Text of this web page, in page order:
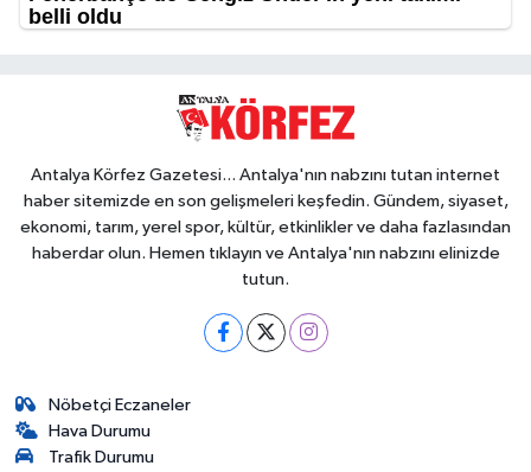
Antalya Körfez Gazetesi... Antalya'nın nabzını tutan internet
haber sitemizde en son gelişmeleri keşfedin. Gündem, siyaset,
ekonomi, tarım, yerel spor, kültür, etkinlikler ve daha fazlasından
haberdar olun. Hemen tıklayın ve Antalya'nın nabzını elinizde
tutun.
Nöbetçi Eczaneler
Hava Durumu
Trafik Durumu